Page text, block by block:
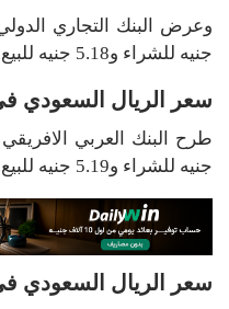
جنيه للشراء و5.18 جنيه للبيع.
سعر الريال السعودي
جنيه للشراء و5.19 جنيه للبيع.
سعر الريال السعودي